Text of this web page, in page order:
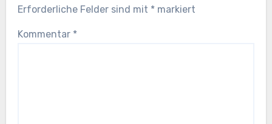
Erforderliche Felder sind mit * markiert
Kommentar *